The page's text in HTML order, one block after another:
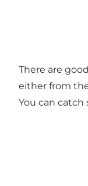
There are
either from
You can catch